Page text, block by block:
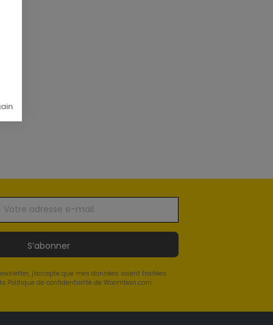
S’abonner
j'accepte que mes données soient traitées
Politique de confidentialité de Woomban.com.